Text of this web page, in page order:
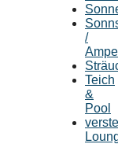
/
Teich
&
Pool